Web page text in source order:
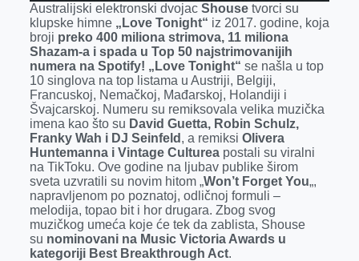
Australijski elektronski dvojac Shousetvorci su
klupske himne „Love Tonight“ iz 2017. godine, koja
broji preko 400 miliona strimova, 11 miliona
Shazam-a i spada u Top 50 najstrimovanijih
numera na Spotify! „Love Tonight“ se našla u top
10 singlova na top listama u Austriji, Belgiji,
Francuskoj, Nemačkoj, Mađarskoj, Holandiji i
Švajcarskoj. Numeru su remiksovala velika muzička
imena kao što su David Guetta, Robin Schulz,
Franky Wah i DJ Seinfeld , a remiksi Olivera
Huntemanna i Vintage Cultureapostali su viralni
na TikToku. Ove godine na ljubav publike širom
sveta uzvratili su novim hitom „Won’t Forget You„,
napravljenom po poznatoj, odličnoj formuli –
melodija, topao bit i hor drugara. Zbog svog
muzičkog umeća koje će tek da zablista, Shouse
su nominovani na Music Victoria Awards u
kategoriji Best Breakthrough Act.